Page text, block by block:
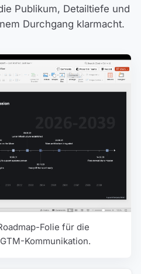
Publikum, Detailtiefe und
Durchgang klarmacht.
Folie für die
Kommunikation.